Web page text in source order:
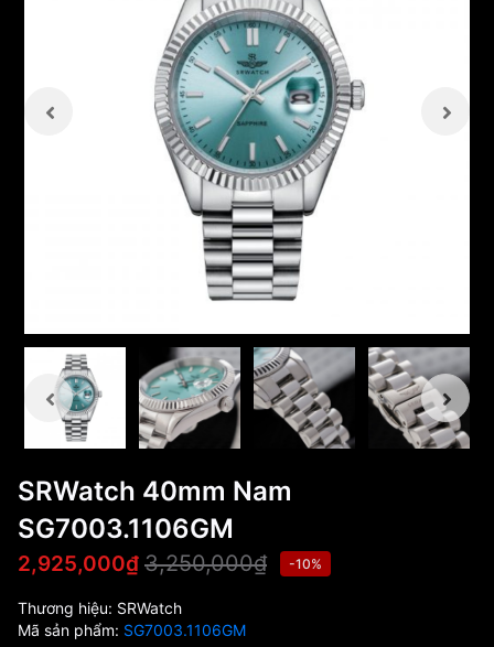
SRWatch 40mm Nam
SG7003.1106GM
2,925,000₫ 3,250,000₫ -10%
Thương hiệu: SRWatch
Mã sản phẩm: SG7003.1106GM